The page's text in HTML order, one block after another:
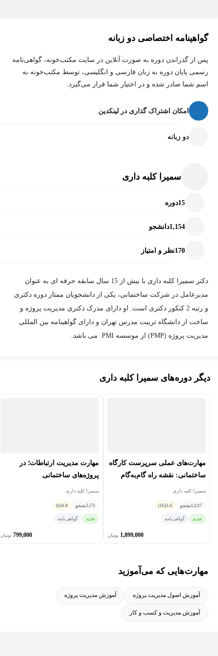
دستاوردهای دوره
توانایی تدوین و اجرای برنامه جامع مدیریت ریسک
بهبود کیفیت تصمیم‌گیری در شرایط عدم قطعیت
کاهش خسارات ناشی از ریسک‌های پیش‌بینی‌نشده
افزایش احتمال موفقیت و تحویل به‌موقع پروژه‌ها
گواهینامه اختصاصی دو زبانه
پس از گذراندن دوره به صورت آنلاین در سایت مکتب‌خونه، گواهی‌نامه
رسمی پایان دوره به زبان فارسی و انگلیسی، توسط مکتب‌خونه به
اسم شما صادر شده و در اختیار شما قرار می‌گیرد.
امکان اشتراک گذاری در لینکدین
دو زبانه
سمیرا کلبه داری
15دوره
1,154دانشجو
170نظر و امتیاز
دکتر سمیرا کلبه داری با بیش از 15 سال سابقه حرفه ای به عنوان
مدیرعامل در شرکت ساختمانی، یکی از دانشجویان ممتاز دوره دکتری
و رتبه 2 کنکور دکتری است. او دارای مدرک دکتری مدیریت پروژه و
ساخت از دانشگاه تربیت مدرس تهران و دارای گواهینامه بین المللی
مدیریت پروژه (PMP) از موسسه PMI می باشد.
دیگر دوره‌های سمیرا کلبه داری
مهارت‌های عملی سرپرست کارگاه
ساختمانی: نقشه راه گام‌به‌گام
برای اجرای حرفه‌ای پروژه‌ها
سمیرا کلبه داری
137دانشجو 3.6
(16)
جدید گواهی‌نامه
1,899,000 تومان
مهارت مدیریت ارتباطات؛ در
پروژه‌‏های ساختمانی
سمیرا کلبه داری
73دانشجو 4.8
(6)
جدید گواهی‌نامه
799,000 تومان
مهارت‌هایی که می‌آموزید
آموزش اصول مدیریت پروژه آموزش مدیریت پروژه
آموزش مدیریت و کسب و کار